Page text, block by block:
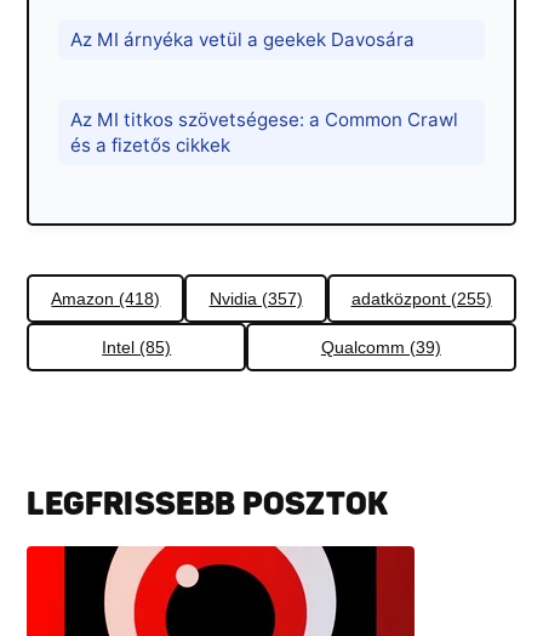
Az MI árnyéka vetül a geekek Davosára
Az MI titkos szövetségese: a Common Crawl
és a fizetős cikkek
Amazon (418) Nvidia (357) adatközpont (255)
Intel (85) Qualcomm (39)
LEGFRISSEBB POSZTOK